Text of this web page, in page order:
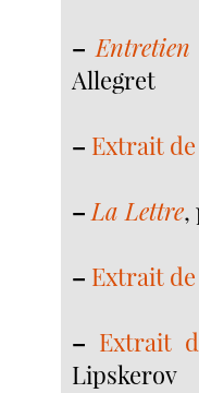
–
Allegret
– Extrait de
– La Lettre,
– Extrait
– Extrait
Lipskerov